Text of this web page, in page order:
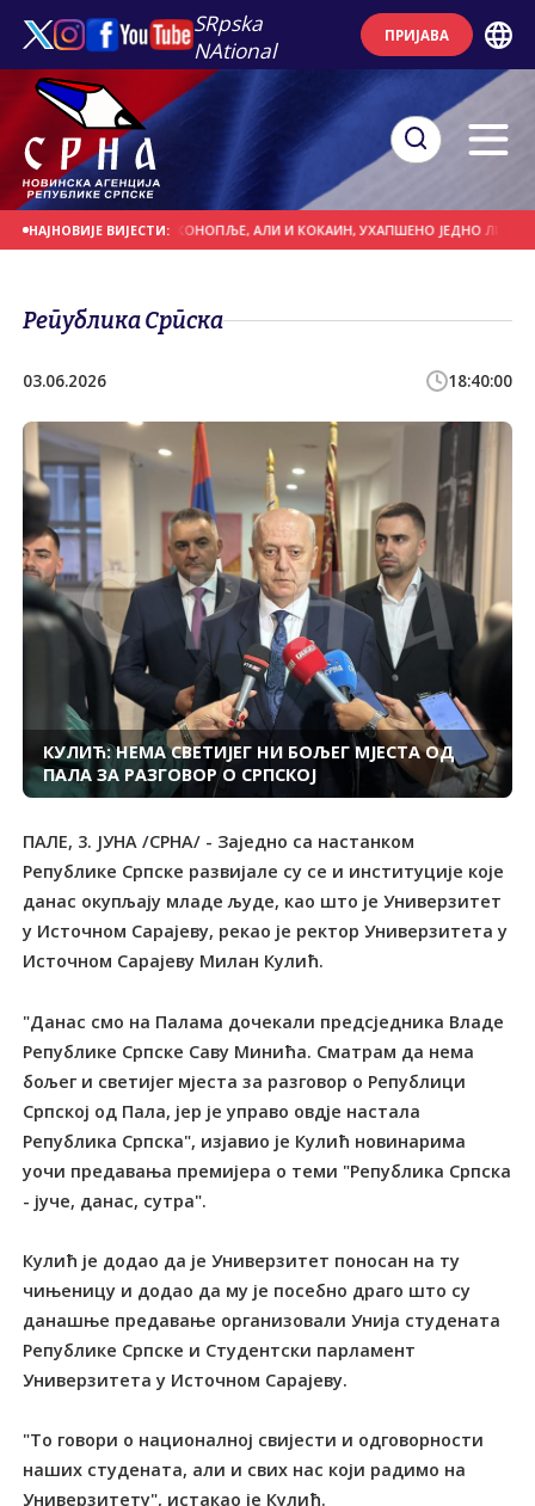
SRpska
NAtional
ПРИЈАВА
НАЈНОВИЈЕ ВИЈЕСТИ:
ИНДИЈСКЕ КОНОПЉЕ, АЛИ И КОКАИН, УХАПШЕНО ЈЕДНО ЛИЦЕ
Република Српска
03.06.2026 18:40:00
КУЛИЋ: НЕМА СВЕТИЈЕГ НИ БОЉЕГ МЈЕСТА ОД
ПАЛА ЗА РАЗГОВОР О СРПСКОЈ
ПАЛЕ, 3. ЈУНА /СРНА/ - Заједно са настанком
Републике Српске развијале су се и институције које
данас окупљају младе људе, као што је Универзитет
у Источном Сарајеву, рекао је ректор Универзитета у
Источном Сарајеву Милан Кулић.
"Данас смо на Палама дочекали предсједника Владе
Републике Српске Саву Минића. Сматрам да нема
бољег и светијег мјеста за разговор о Републици
Српској од Пала, јер је управо овдје настала
Република Српска", изјавио је Кулић новинарима
уочи предавања премијера о теми "Република Српска
- јуче, данас, сутра".
Кулић је додао да је Универзитет поносан на ту
чињеницу и додао да му је посебно драго што су
данашње предавање организовали Унија студената
Републике Српске и Студентски парламент
Универзитета у Источном Сарајеву.
"То говори о националној свијести и одговорности
наших студената, али и свих нас који радимо на
Универзитету", истакао је Кулић.